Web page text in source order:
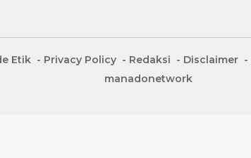
Etik Privacy Policy Redaksi Disclaimer
manadonetwork